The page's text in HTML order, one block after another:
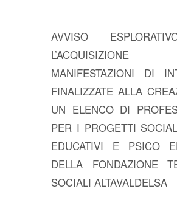
AVVISO
MANIFESTAZIONI DI
FINALIZZATE ALLA
UN ELENCO DI
PER I PROGETTI
EDUCATIVI E PSICO
DELLA FONDAZIONE
SOCIALI ALTAVALDELSA